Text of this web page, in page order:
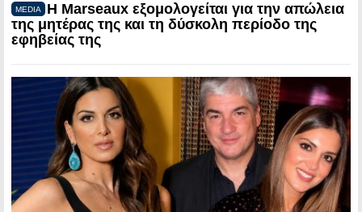
MEDIA
Η Marseaux εξομολογείται για την απώλεια
της μητέρας της και τη δύσκολη περίοδο της
εφηβείας της